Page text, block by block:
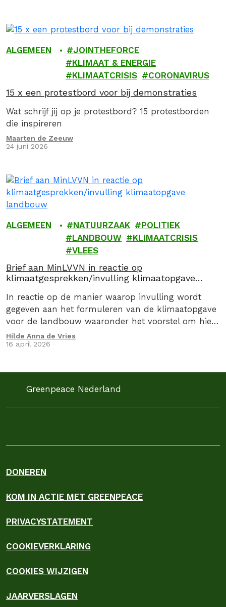
ALGEMEEN
JOINTHEFORCE
KLIMAAT & ENERGIE
KLIMAATCRISIS
CORONAVIRUS
15 x een protestbord voor bij demonstraties
Wat schrijf jij op je protestbord? 15 protestborden
die inspireren
Maarten de Zeeuw
24 juni 2026
ALGEMEEN NATUURZAAK
POLITIEK
LANDBOUW
KLIMAATCRISIS
VLEES
Brief aan MinLVVN in reactie op
klimaatgesprekken/invulling klimaatopgave
In reactie op de manier waarop invulling wordt
gegeven aan het formuleren van de klimaatopgave
voor de landbouw waaronder het voorstel om hier
via een convenant invulling aan te geven, stuurden
we op 16 april 2026, samen met de Caring Farmers
Minister van Landbouw, Visserij, Voedselzekerheid…
Hilde Anna de Vries
16 april 2026
Greenpeace Nederland
DONEREN
KOM IN ACTIE MET GREENPEACE
PRIVACYSTATEMENT
COOKIEVERKLARING
COOKIES WIJZIGEN
JAARVERSLAGEN